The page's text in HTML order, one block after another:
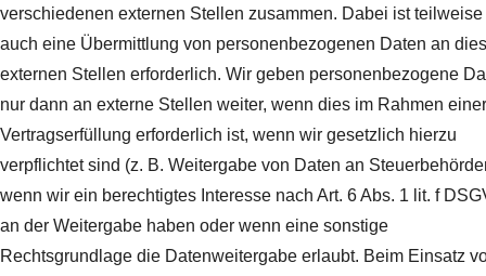
verschiedenen externen Stellen zusammen. Dabei ist teilweise
auch eine Übermittlung von personenbezogenen Daten an
externen Stellen erforderlich. Wir geben personenbezogene
nur dann an externe Stellen weiter, wenn dies im Rahmen einer
Vertragserfüllung erforderlich ist, wenn wir gesetzlich hierzu
verpflichtet sind (z. B. Weitergabe von Daten an
wenn wir ein berechtigtes Interesse nach Art. 6 Abs. 1 lit. f
an der Weitergabe haben oder wenn eine sonstige
Rechtsgrundlage die Datenweitergabe erlaubt. Beim Einsatz